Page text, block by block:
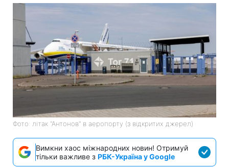
Фото: літак "Антонов" в аеропорту (з відкритих джерел)
Вимкни хаос міжнародних новин! Отримуй
тільки важливе з РБК-Україна у Google